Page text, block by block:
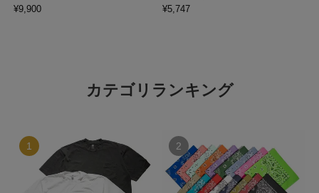
¥9,900
¥5,747
カテゴリランキング